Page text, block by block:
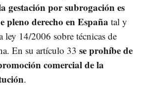
gestación por subrogación es
pleno derecho en España tal y
ley 14/2006 sobre técnicas de
En su artículo 33 se prohíbe de
comercial de la
.